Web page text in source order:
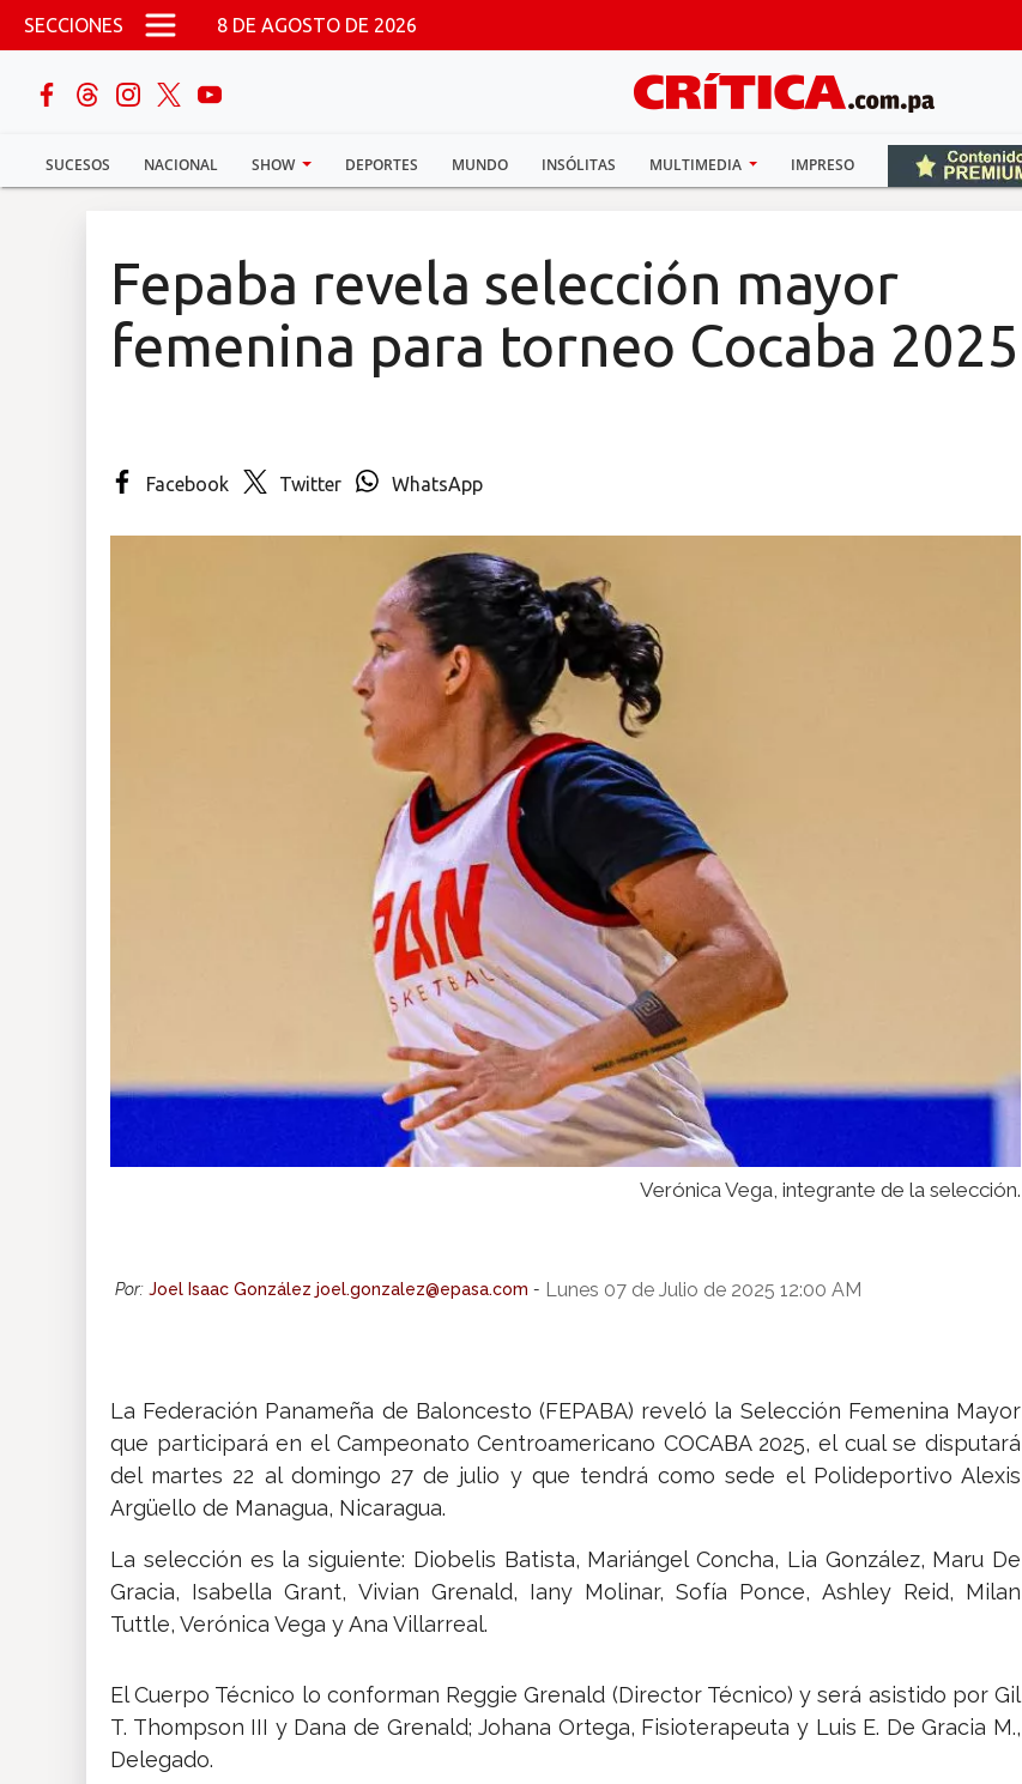
Pasar al contenido principal
SECCIONES 8 DE AGOSTO DE 2026
SUCESOS NACIONAL SHOW DEPORTES MUNDO INSÓLITAS MULTIMEDIA IMPRESO
buscar
Sucesos
Fepaba revela selección mayor
femenina para torneo Cocaba 2025
Facebook Twitter WhatsApp
Verónica Vega, integrante de la selección.
Por: Joel Isaac González joel.gonzalez@epasa.com - Lunes 07 de Julio de 2025 12:00 AM
La Federación Panameña de Baloncesto (FEPABA) reveló la Selección Femenina Mayor
que participará en el Campeonato Centroamericano COCABA 2025, el cual se disputará
del martes 22 al domingo 27 de julio y que tendrá como sede el Polideportivo Alexis
Argüello de Managua, Nicaragua.
La selección es la siguiente: Diobelis Batista, Mariángel Concha, Lia González, Maru De
Gracia, Isabella Grant, Vivian Grenald, Iany Molinar, Sofía Ponce, Ashley Reid, Milan
Tuttle, Verónica Vega y Ana Villarreal.
El Cuerpo Técnico lo conforman Reggie Grenald (Director Técnico) y será asistido por Gil
T. Thompson III y Dana de Grenald; Johana Ortega, Fisioterapeuta y Luis E. De Gracia M.,
Delegado.